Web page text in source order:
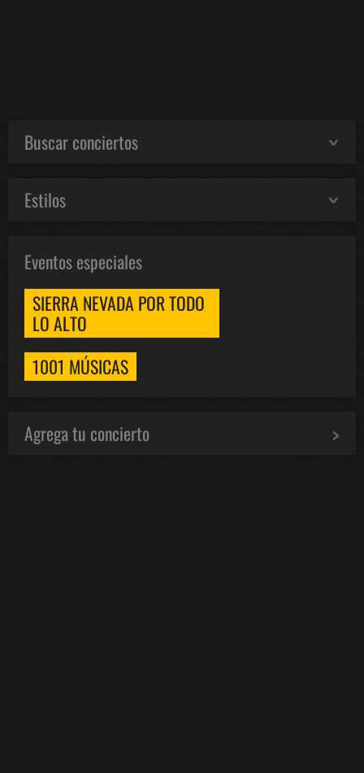
Buscar conciertos
Estilos
Eventos especiales
SIERRA NEVADA POR TODO
LO ALTO
1001 MÚSICAS
Agrega tu concierto